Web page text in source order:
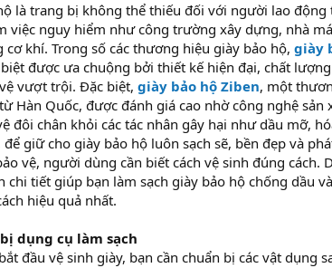
là trang bị không thể thiếu đối với người lao động
việc nguy hiểm như công trường xây dựng, nhà
cơ khí. Trong số các thương hiệu giày bảo hộ, giày
được ưa chuộng bởi thiết kế hiện đại, chất
vượt trội. Đặc biệt, giày bảo hộ Ziben, một
Hàn Quốc, được đánh giá cao nhờ công nghệ sản
đôi chân khỏi các tác nhân gây hại như dầu mỡ,
để giữ cho giày bảo hộ luôn sạch sẽ, bền đẹp và
vệ, người dùng cần biết cách vệ sinh đúng cách.
chi tiết giúp bạn làm sạch giày bảo hộ chống dầu
hiệu quả nhất.
dụng cụ làm sạch
đầu vệ sinh giày, bạn cần chuẩn bị các vật dụng